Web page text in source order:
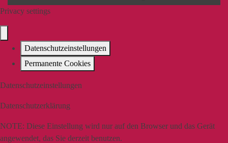
Privacy settings
Datenschutzeinstellungen
Permanente Cookies
Datenschutzeinstellungen
Datenschutzerklärung
NOTE: Diese Einstellung wird nur auf den Browser und das Gerät
angewendet, das Sie derzeit benutzen.